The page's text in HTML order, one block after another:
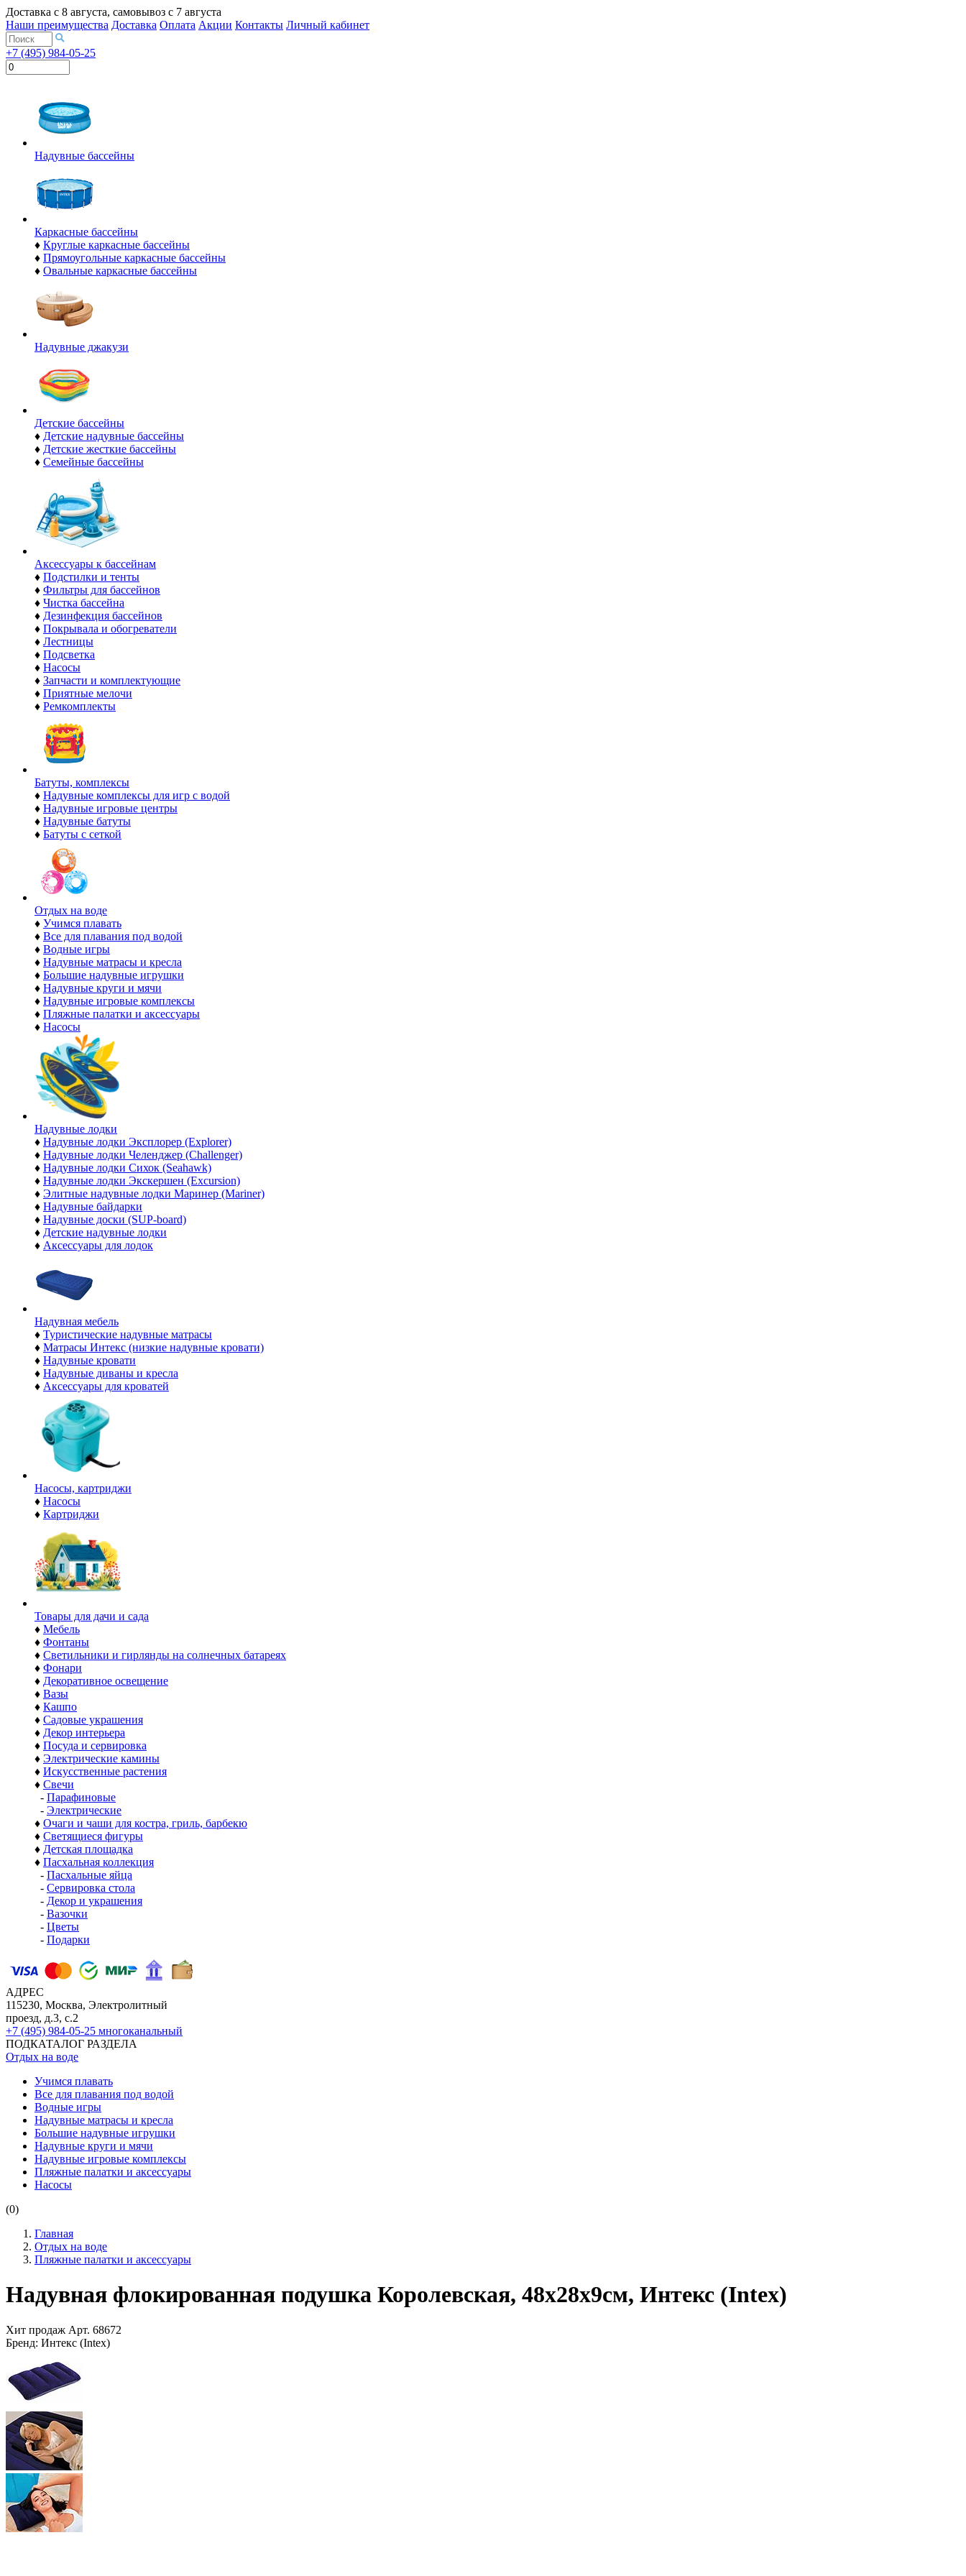
Доставка с 8 августа, самовывоз с 7 августа
Наши преимущества Доставка Оплата Акции Контакты Личный кабинет
+7 (495) 984-05-25
Надувные бассейны
Каркасные бассейны
♦ Круглые каркасные бассейны
♦ Прямоугольные каркасные бассейны
♦ Овальные каркасные бассейны
Надувные джакузи
Детские бассейны
♦ Детские надувные бассейны
♦ Детские жесткие бассейны
♦ Семейные бассейны
Аксессуары к бассейнам
♦ Подстилки и тенты
♦ Фильтры для бассейнов
♦ Чистка бассейна
♦ Дезинфекция бассейнов
♦ Покрывала и обогреватели
♦ Лестницы
♦ Подсветка
♦ Насосы
♦ Запчасти и комплектующие
♦ Приятные мелочи
♦ Ремкомплекты
Батуты, комплексы
♦ Надувные комплексы для игр с водой
♦ Надувные игровые центры
♦ Надувные батуты
♦ Батуты с сеткой
Отдых на воде
♦ Учимся плавать
♦ Все для плавания под водой
♦ Водные игры
♦ Надувные матрасы и кресла
♦ Большие надувные игрушки
♦ Надувные круги и мячи
♦ Надувные игровые комплексы
♦ Пляжные палатки и аксессуары
♦ Насосы
Надувные лодки
♦ Надувные лодки Эксплорер (Explorer)
♦ Надувные лодки Челенджер (Challenger)
♦ Надувные лодки Сихок (Seahawk)
♦ Надувные лодки Экскершен (Excursion)
♦ Элитные надувные лодки Маринер (Mariner)
♦ Надувные байдарки
♦ Надувные доски (SUP-board)
♦ Детские надувные лодки
♦ Аксессуары для лодок
Надувная мебель
♦ Туристические надувные матрасы
♦ Матрасы Интекс (низкие надувные кровати)
♦ Надувные кровати
♦ Надувные диваны и кресла
♦ Аксессуары для кроватей
Насосы, картриджи
♦ Насосы
♦ Картриджи
Товары для дачи и сада
♦ Мебель
♦ Фонтаны
♦ Светильники и гирлянды на солнечных батареях
♦ Фонари
♦ Декоративное освещение
♦ Вазы
♦ Кашпо
♦ Садовые украшения
♦ Декор интерьера
♦ Посуда и сервировка
♦ Электрические камины
♦ Искусственные растения
♦ Свечи
- Парафиновые
- Электрические
♦ Очаги и чаши для костра, гриль, барбекю
♦ Светящиеся фигуры
♦ Детская площадка
♦ Пасхальная коллекция
- Пасхальные яйца
- Сервировка стола
- Декор и украшения
- Вазочки
- Цветы
- Подарки
АДРЕС
115230, Москва, Электролитный
проезд, д.3, с.2
+7 (495) 984-05-25 многоканальный
ПОДКАТАЛОГ РАЗДЕЛА
Отдых на воде
Учимся плавать
Все для плавания под водой
Водные игры
Надувные матрасы и кресла
Большие надувные игрушки
Надувные круги и мячи
Надувные игровые комплексы
Пляжные палатки и аксессуары
Насосы
(0)
Главная
Отдых на воде
Пляжные палатки и аксессуары
Надувная флокированная подушка Королевская, 48х28х9см, Интекс (Intex)
Хит продаж Арт. 68672
Бренд: Интекс (Intex)